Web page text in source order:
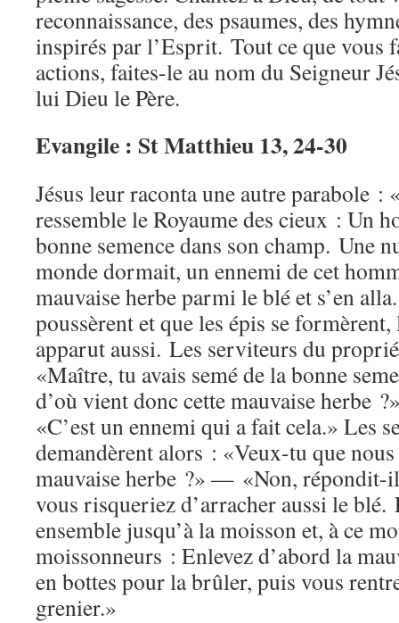
reconnaissance, des psaumes, des
inspirés par l’Esprit. Tout ce que vous
actions, faites-le au nom du Seigneur
lui Dieu le Père.
Evangile : St Matthieu 13, 24-30
Jésus leur raconta une autre parabole :
ressemble le Royaume des cieux : Un
bonne semence dans son champ. Une
monde dormait, un ennemi de cet
mauvaise herbe parmi le blé et s’en
poussèrent et que les épis se
apparut aussi. Les serviteurs du
«Maître, tu avais semé de la bonne
d’où vient donc cette mauvaise herbe
«C’est un ennemi qui a fait cela.» Les
demandèrent alors : «Veux-tu que
mauvaise herbe ?» — «Non, répondit-
vous risqueriez d’arracher aussi le blé.
ensemble jusqu’à la moisson et, à ce
moissonneurs : Enlevez d’abord la
en bottes pour la brûler, puis vous
grenier.»